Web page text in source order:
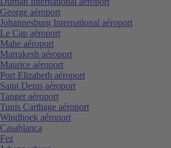
George aéroport
Johannesburg International aéroport
Le Cap aéroport
Mahe aéroport
Marrakesh aéroport
Maurice aéroport
Port Elizabeth aéroport
Saint Denis aéroport
Tanger aéroport
Tunis Carthage aéroport
Windhoek aéroport
Casablanca
Fez